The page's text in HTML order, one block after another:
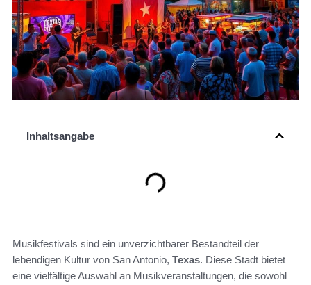
Inhaltsangabe
Musikfestivals sind ein unverzichtbarer Bestandteil der
lebendigen Kultur von San Antonio, Texas. Diese Stadt bietet
eine vielfältige Auswahl an Musikveranstaltungen, die sowohl